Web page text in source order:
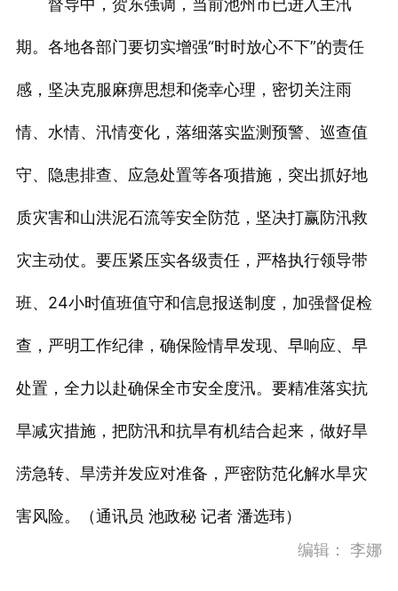
督导中，贺东强调，当前池州市已进入主汛
期。各地各部门要切实增强“时时放心不下”的责任
感，坚决克服麻痹思想和侥幸心理，密切关注雨
情、水情、汛情变化，落细落实监测预警、巡查值
守、隐患排查、应急处置等各项措施，突出抓好地
质灾害和山洪泥石流等安全防范，坚决打赢防汛救
灾主动仗。要压紧压实各级责任，严格执行领导带
班、24小时值班值守和信息报送制度，加强督促检
查，严明工作纪律，确保险情早发现、早响应、早
处置，全力以赴确保全市安全度汛。要精准落实抗
旱减灾措施，把防汛和抗旱有机结合起来，做好旱
涝急转、旱涝并发应对准备，严密防范化解水旱灾
害风险。（通讯员 池政秘 记者 潘选玮）
编辑：李娜